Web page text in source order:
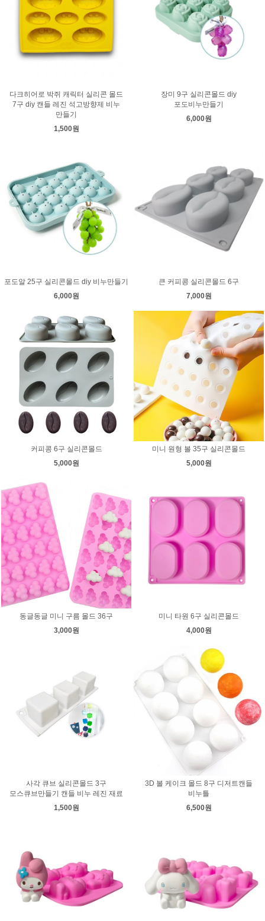
다크히어로 박쥐 캐릭터 실리콘 몰드
7구 diy 캔들 레진 석고방향제 비누
만들기
1,500원
장미 9구 실리콘몰드 diy
포도비누만들기
6,000원
포도알 25구 실리콘몰드 diy 비누만들기
6,000원
큰 커피콩 실리콘몰드 6구
7,000원
커피콩 6구 실리콘몰드
5,000원
미니 원형 볼 35구 실리콘몰드
5,000원
동글동글 미니 구름 몰드 36구
3,000원
미니 타원 6구 실리콘몰드
4,000원
사각 큐브 실리콘몰드 3구
모스큐브만들기 캔들 비누 레진 재료
1,500원
3D 볼 케이크 몰드 8구 디저트캔들
비누틀
6,500원